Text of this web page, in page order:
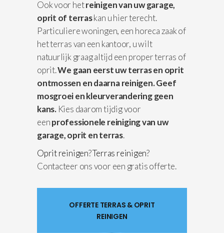
Ook voor hetreinigen van uw garage,
oprit of terraskan u hier terecht.
Particuliere woningen, een horeca zaak of
het terras van een kantoor, u wilt
natuurlijk graag altijd een proper terras of
oprit.We gaan eerst uw terras en oprit
ontmossen en daarna reinigen.Geef
mosgroei en kleurverandering geen
kans.Kies daarom tijdig voor
eenprofessionele reiniging van uw
garage, oprit en terras.
Oprit reinigen?Terras reinigen?
Contacteer ons voor een gratis offerte.
OFFERTE TERRAS & OPRIT
REINIGEN